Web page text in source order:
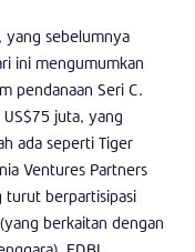
yang sebelumnya
ini mengumumkan
pendanaan Seri C.
juta, yang
ada seperti Tiger
Ventures Partners
turut berpartisipasi
berkaitan dengan